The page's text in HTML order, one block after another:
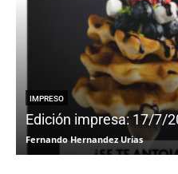
IMPRESO
Edición impresa: 17/7/
Fernando Hernandez Urias